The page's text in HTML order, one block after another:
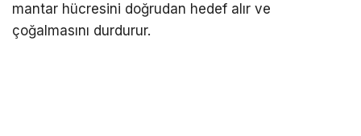
mantar hücresini doğrudan hedef alır ve
çoğalmasını durdurur.